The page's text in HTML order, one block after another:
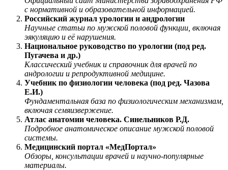
с нормативной и образовательной информацией.
Российский журнал урологии и андрологии
Научные статьи по мужской половой функции, включая
эякуляцию и её нарушения.
Национальное руководство по урологии (под ред.
Пугачева и др.)
Классический учебник и справочник для врачей по
андрологии и репродуктивной медицине.
Учебник по физиологии человека (под ред. Чазова
Е.И.)
Фундаментальная база по физиологическим механизмам,
включая семяизвержение.
Атлас анатомии человека. Синельников Р.Д.
Подробное анатомическое описание мужской половой
системы.
Медицинский портал «МедПортал»
Обзоры, консультации врачей и научно-популярные
материалы.